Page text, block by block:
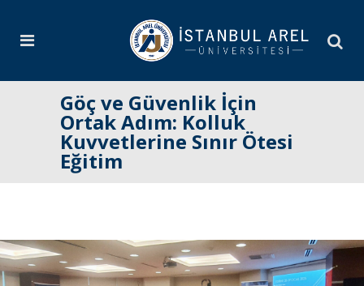
Göç ve Güvenlik İçin
Ortak Adım: Kolluk
Kuvvetlerine Sınır Ötesi
Eğitim